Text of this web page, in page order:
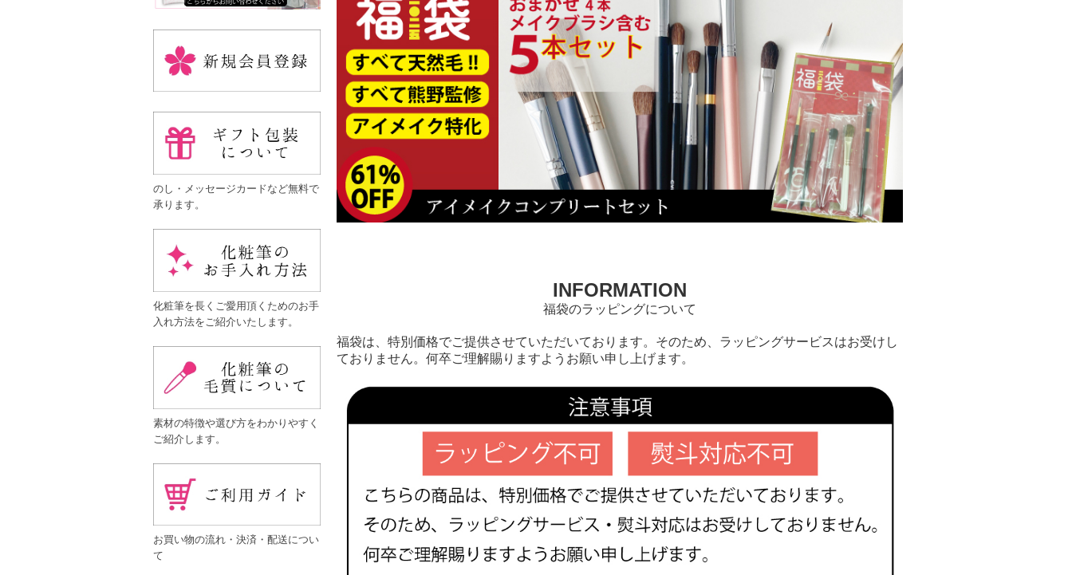
INFORMATION
福袋のラッピングについて
福袋は、特別価格でご提供させていただいております。そのため、ラッピングサービスはお受けし
ておりません。何卒ご理解賜りますようお願い申し上げます。
のし・メッセージカードなど無料で
承ります。
化粧筆を長くご愛用頂くためのお手
入れ方法をご紹介いたします。
素材の特徴や選び方をわかりやすく
ご紹介します。
お買い物の流れ・決済・配送につい
て